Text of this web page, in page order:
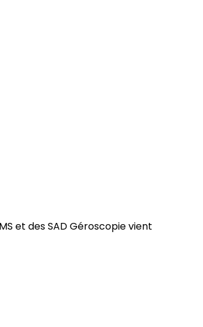
et des SAD Géroscopie vient